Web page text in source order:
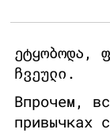
ეტყობოდა,
ჩვეული.
Впрочем,
привычках